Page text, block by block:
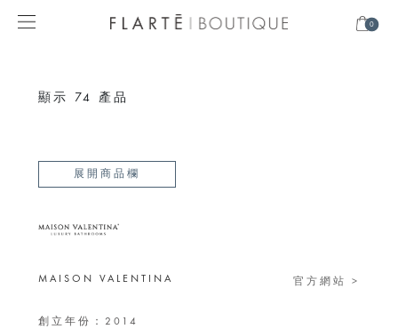
0
顯示 74 產品
展開商品欄
MAISON VALENTINA 官方網站 >
創立年份：2014